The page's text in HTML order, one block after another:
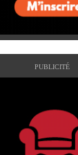
PUBLICITÉ